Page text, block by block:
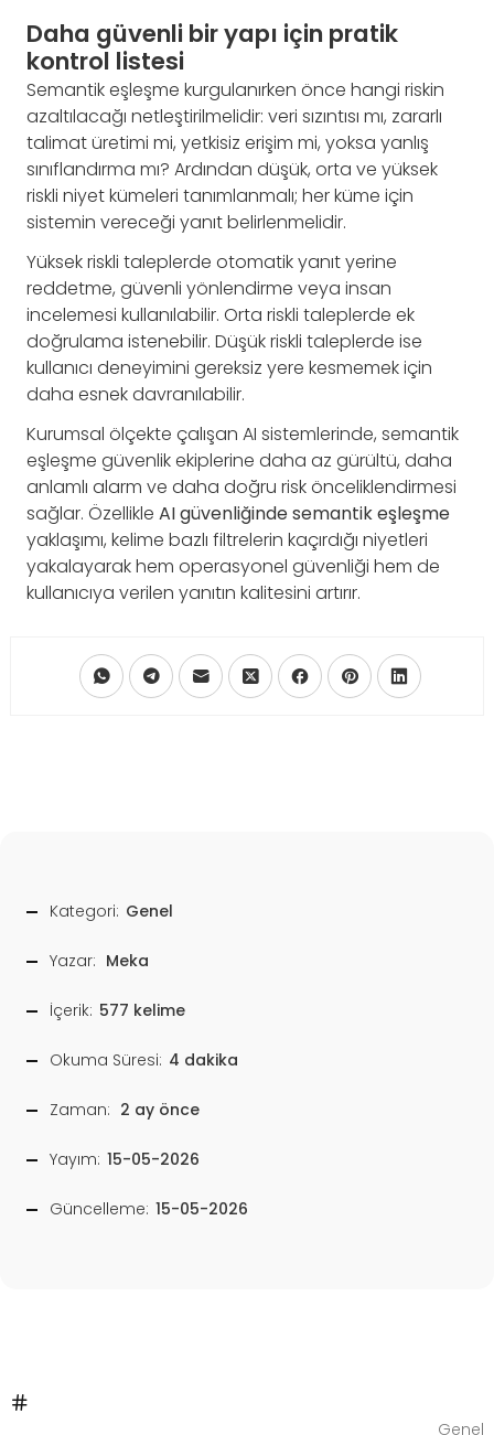
Daha güvenli bir yapı için pratik
kontrol listesi
Semantik eşleşme kurgulanırken önce hangi riskin
azaltılacağı netleştirilmelidir: veri sızıntısı mı, zararlı
talimat üretimi mi, yetkisiz erişim mi, yoksa yanlış
sınıflandırma mı? Ardından düşük, orta ve yüksek
riskli niyet kümeleri tanımlanmalı; her küme için
sistemin vereceği yanıt belirlenmelidir.
Yüksek riskli taleplerde otomatik yanıt yerine
reddetme, güvenli yönlendirme veya insan
incelemesi kullanılabilir. Orta riskli taleplerde ek
doğrulama istenebilir. Düşük riskli taleplerde ise
kullanıcı deneyimini gereksiz yere kesmemek için
daha esnek davranılabilir.
Kurumsal ölçekte çalışan AI sistemlerinde, semantik
eşleşme güvenlik ekiplerine daha az gürültü, daha
anlamlı alarm ve daha doğru risk önceliklendirmesi
sağlar. Özellikle AI güvenliğinde semantik eşleşme
yaklaşımı, kelime bazlı filtrelerin kaçırdığı niyetleri
yakalayarak hem operasyonel güvenliği hem de
kullanıcıya verilen yanıtın kalitesini artırır.
Kategori: Genel
Yazar: Meka
İçerik: 577 kelime
Okuma Süresi: 4 dakika
Zaman: 2 ay önce
Yayım: 15-05-2026
Güncelleme: 15-05-2026
Genel